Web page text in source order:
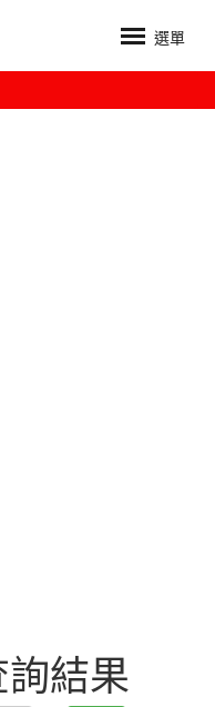
選單
結果